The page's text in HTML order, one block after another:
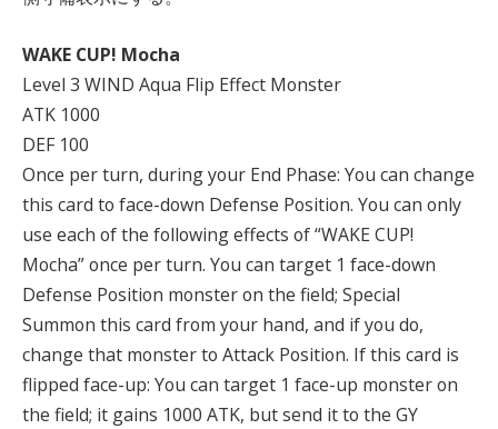
WAKE CUP! Mocha
Level 3 WIND Aqua Flip Effect Monster
ATK 1000
DEF 100
Once per turn, during your End Phase: You can change
this card to face-down Defense Position. You can only
use each of the following effects of “WAKE CUP!
Mocha” once per turn. You can target 1 face-down
Defense Position monster on the field; Special
Summon this card from your hand, and if you do,
change that monster to Attack Position. If this card is
flipped face-up: You can target 1 face-up monster on
the field; it gains 1000 ATK, but send it to the GY